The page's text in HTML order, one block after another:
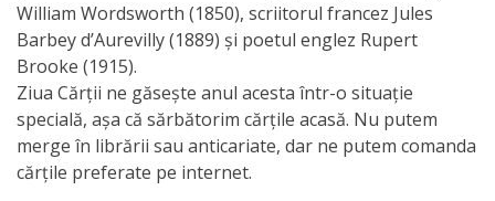
Proiecte
Rapoarte
de
activitate
William Wordsworth (1850), scriitorul francez Jules
Barbey d’Aurevilly (1889) și poetul englez Rupert
Brooke (1915).
Ziua Cărții ne găsește anul acesta într-o situație
specială, așa că sărbătorim cărțile acasă. Nu putem
merge în librării sau anticariate, dar ne putem comanda
cărţile preferate pe internet.